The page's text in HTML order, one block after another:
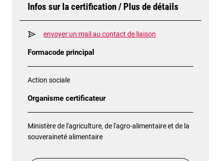
Infos sur la certification / Plus de détails
envoyer un mail au contact de liaison
Formacode principal
Action sociale
Organisme certificateur
Ministère de l'agriculture, de l'agro-alimentaire et de la
souveraineté alimentaire